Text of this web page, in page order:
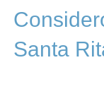
Santa